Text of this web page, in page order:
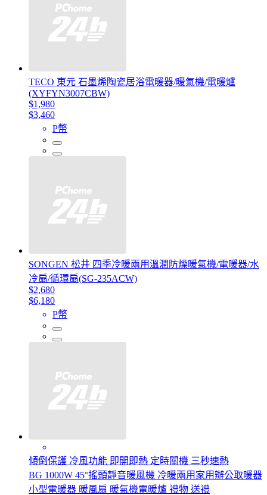
TECO 東元 石墨烯陶瓷居浴電暖器/暖氣機/電暖爐
(XYFYN3007CBW)
$1,980
$3,460
P幣
SONGEN 松井 四季冷暖兩用溫潤防燥暖氣機/電暖器/水
冷扇/循環扇(SG-235ACW)
$2,680
$6,180
P幣
傾倒保護 冷風功能 即開即熱 定時關機 三秒速熱
BG 1000W 45°搖頭靜音暖風機 冷暖兩用家用辦公取暖器
小型電暖器 暖風扇 暖氣機電暖爐 禮物 送禮